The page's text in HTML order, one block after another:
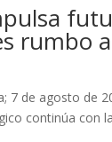
rumbo
7 de agosto de
continúa con